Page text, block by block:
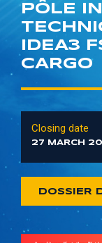
PÔLE
IDEA3
CARGO
Closing date
27 MARCH
DOSSIER